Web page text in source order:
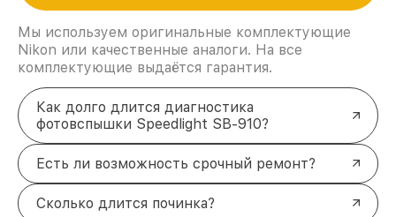
Мы используем оригинальные комплектующие
Nikon или качественные аналоги. На все
комплектующие выдаётся гарантия.
Как долго длится диагностика
фотовспышки Speedlight SB-910?
Есть ли возможность срочный ремонт?
Сколько длится починка?